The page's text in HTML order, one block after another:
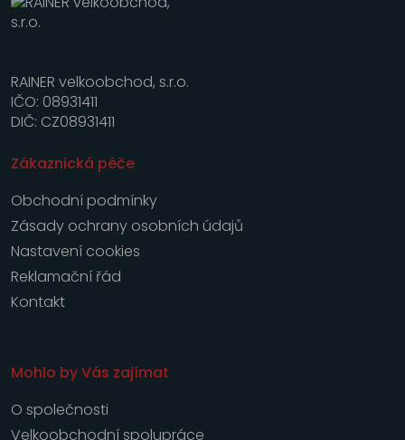
RAINER velkoobchod, s.r.o.
IČO: 08931411
DIČ: CZ08931411
Zákaznická péče
Obchodní podmínky
Zásady ochrany osobních údajů
Nastavení cookies
Reklamační řád
Kontakt
Mohlo by Vás zajímat
O společnosti
Velkoobchodní spolupráce